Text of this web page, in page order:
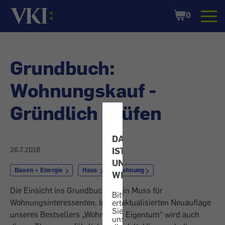
DATENSCHUTZ
IST
UNS
WICHTIG!
Bitte
erteilen
Sie
uns
Startseite
Shopping
Cart
0
Grundbuch:
Wohnungskauf -
Gründlich prüfen
26.7.2018
Bauen + Energie Haus Wohnung
Die Einsicht ins Grundbuch ist ein Muss für
Wohnungsinteressenten. In der aktualisierten Neuauflage
unseres Bestsellers „Wohnen im Eigentum“ wird auch